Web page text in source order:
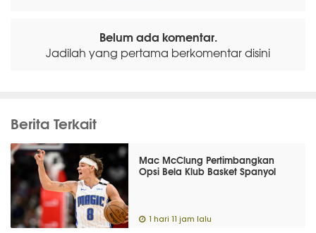
Belum ada komentar.
Jadilah yang pertama berkomentar disini
Berita Terkait
Mac McClung Pertimbangkan
Opsi Bela Klub Basket Spanyol
1 hari 11 jam lalu